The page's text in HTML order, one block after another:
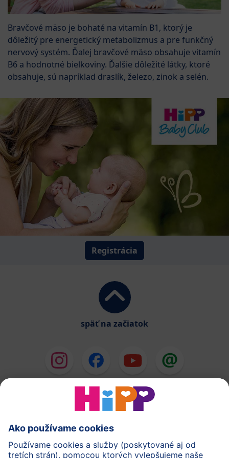
Bravčové mäso je bohaté na vitamín B1, ktorý je
dôležitý pre energetický metabolizmus a pre funkčný
nervový systém. Ďalej bravčové mäso obsahuje vitamín
B6 a hodnotné bielkoviny. Ďalšie dôležité látky, ktoré
obsahuje, sú napríklad draslík, železo, zinok a selén.
Registrácia
späť na začiatok
HiPP Mlieka
HiPP Príkrmy
HiPP Tehotenstvo